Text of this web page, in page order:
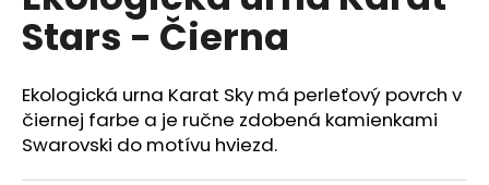
0,0
z
hviezdičiek.
Stars - Čierna
Ekologická urna Karat Sky má perleťový povrch v
čiernej farbe a je ručne zdobená kamienkami
Swarovski do motívu hviezd.
á
j
s
ť
?